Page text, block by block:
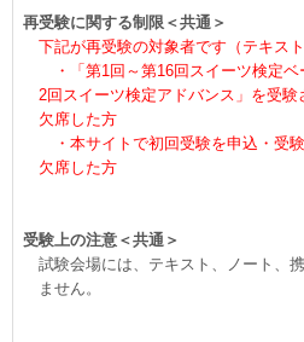
再受験に関する制限＜共通＞
下記が再受験の対象者です（テキス
・「第1回～第16回スイーツ検定ベ
2回スイーツ検定アドバンス」を受
欠席した方
・本サイトで初回受験を申込・受
欠席した方
受験上の注意＜共通＞
試験会場には、テキスト、ノート、
ません。